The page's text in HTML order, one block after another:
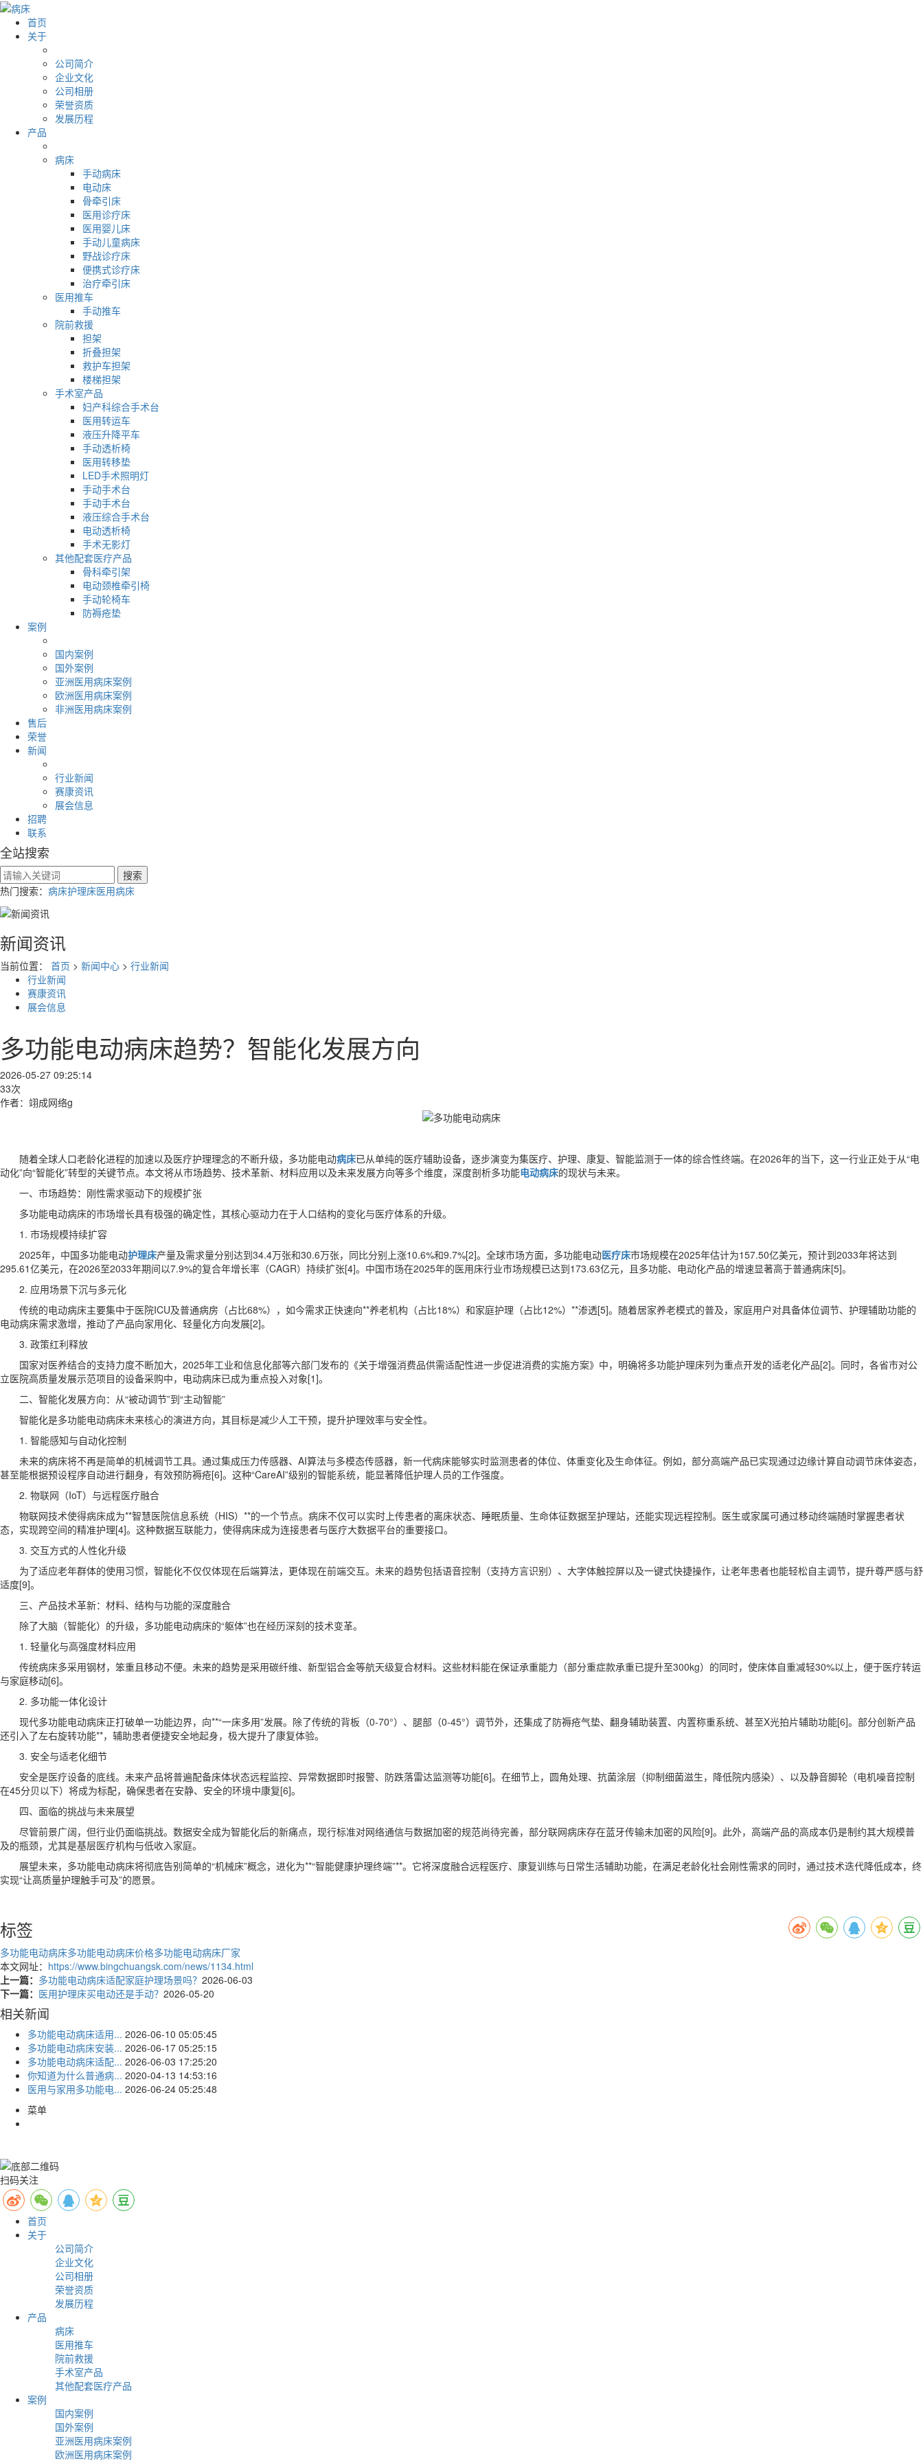
首页
关于
公司简介
企业文化
公司相册
荣誉资质
发展历程
产品
病床
手动病床
电动床
骨牵引床
医用诊疗床
医用婴儿床
手动儿童病床
野战诊疗床
便携式诊疗床
治疗牵引床
医用推车
手动推车
院前救援
担架
折叠担架
救护车担架
楼梯担架
手术室产品
妇产科综合手术台
医用转运车
液压升降平车
手动透析椅
医用转移垫
LED手术照明灯
手动手术台
手动手术台
液压综合手术台
电动透析椅
手术无影灯
其他配套医疗产品
骨科牵引架
电动颈椎牵引椅
手动轮椅车
防褥疮垫
案例
国内案例
国外案例
亚洲医用病床案例
欧洲医用病床案例
非洲医用病床案例
售后
荣誉
新闻
行业新闻
赛康资讯
展会信息
招聘
联系
全站搜索
热门搜索： 病床护理床医用病床
新闻资讯
当前位置： 首页 > 新闻中心 > 行业新闻
行业新闻
赛康资讯
展会信息
多功能电动病床趋势？智能化发展方向
2026-05-27 09:25:14
33次
作者：翊成网络g
随着全球人口老龄化进程的加速以及医疗护理理念的不断升级，多功能电动病床已从单纯的医疗辅助设备，逐步演变为集医疗、护理、康复、智能监测于一体的综合性终端。在2026年的当下，这一行业正处于从“电
动化”向“智能化”转型的关键节点。本文将从市场趋势、技术革新、材料应用以及未来发展方向等多个维度，深度剖析多功能电动病床的现状与未来。
一、市场趋势：刚性需求驱动下的规模扩张
多功能电动病床的市场增长具有极强的确定性，其核心驱动力在于人口结构的变化与医疗体系的升级。
1. 市场规模持续扩容
2025年，中国多功能电动护理床产量及需求量分别达到34.4万张和30.6万张，同比分别上涨10.6%和9.7%[2]。全球市场方面，多功能电动医疗床市场规模在2025年估计为157.50亿美元，预计到2033年将达到
295.61亿美元，在2026至2033年期间以7.9%的复合年增长率（CAGR）持续扩张[4]。中国市场在2025年的医用床行业市场规模已达到173.63亿元，且多功能、电动化产品的增速显著高于普通病床[5]。
2. 应用场景下沉与多元化
传统的电动病床主要集中于医院ICU及普通病房（占比68%），如今需求正快速向**养老机构（占比18%）和家庭护理（占比12%）**渗透[5]。随着居家养老模式的普及，家庭用户对具备体位调节、护理辅助功能的
电动病床需求激增，推动了产品向家用化、轻量化方向发展[2]。
3. 政策红利释放
国家对医养结合的支持力度不断加大，2025年工业和信息化部等六部门发布的《关于增强消费品供需适配性进一步促进消费的实施方案》中，明确将多功能护理床列为重点开发的适老化产品[2]。同时，各省市对公
立医院高质量发展示范项目的设备采购中，电动病床已成为重点投入对象[1]。
二、智能化发展方向：从“被动调节”到“主动智能”
智能化是多功能电动病床未来核心的演进方向，其目标是减少人工干预，提升护理效率与安全性。
1. 智能感知与自动化控制
未来的病床将不再是简单的机械调节工具。通过集成压力传感器、AI算法与多模态传感器，新一代病床能够实时监测患者的体位、体重变化及生命体征。例如，部分高端产品已实现通过边缘计算自动调节床体姿态，
甚至能根据预设程序自动进行翻身，有效预防褥疮[6]。这种“CareAI”级别的智能系统，能显著降低护理人员的工作强度。
2. 物联网（IoT）与远程医疗融合
物联网技术使得病床成为**智慧医院信息系统（HIS）**的一个节点。病床不仅可以实时上传患者的离床状态、睡眠质量、生命体征数据至护理站，还能实现远程控制。医生或家属可通过移动终端随时掌握患者状
态，实现跨空间的精准护理[4]。这种数据互联能力，使得病床成为连接患者与医疗大数据平台的重要接口。
3. 交互方式的人性化升级
为了适应老年群体的使用习惯，智能化不仅仅体现在后端算法，更体现在前端交互。未来的趋势包括语音控制（支持方言识别）、大字体触控屏以及一键式快捷操作，让老年患者也能轻松自主调节，提升尊严感与舒
适度[9]。
三、产品技术革新：材料、结构与功能的深度融合
除了大脑（智能化）的升级，多功能电动病床的“躯体”也在经历深刻的技术变革。
1. 轻量化与高强度材料应用
传统病床多采用钢材，笨重且移动不便。未来的趋势是采用碳纤维、新型铝合金等航天级复合材料。这些材料能在保证承重能力（部分重症款承重已提升至300kg）的同时，使床体自重减轻30%以上，便于医疗转运
与家庭移动[6]。
2. 多功能一体化设计
现代多功能电动病床正打破单一功能边界，向**“一床多用”发展。除了传统的背板（0-70°）、腿部（0-45°）调节外，还集成了防褥疮气垫、翻身辅助装置、内置称重系统、甚至X光拍片辅助功能[6]。部分创新产品
还引入了左右旋转功能**，辅助患者便捷安全地起身，极大提升了康复体验。
3. 安全与适老化细节
安全是医疗设备的底线。未来产品将普遍配备床体状态远程监控、异常数据即时报警、防跌落雷达监测等功能[6]。在细节上，圆角处理、抗菌涂层（抑制细菌滋生，降低院内感染）、以及静音脚轮（电机噪音控制
在45分贝以下）将成为标配，确保患者在安静、安全的环境中康复[6]。
四、面临的挑战与未来展望
尽管前景广阔，但行业仍面临挑战。数据安全成为智能化后的新痛点，现行标准对网络通信与数据加密的规范尚待完善，部分联网病床存在蓝牙传输未加密的风险[9]。此外，高端产品的高成本仍是制约其大规模普
及的瓶颈，尤其是基层医疗机构与低收入家庭。
展望未来，多功能电动病床将彻底告别简单的“机械床”概念，进化为**“智能健康护理终端”**。它将深度融合远程医疗、康复训练与日常生活辅助功能，在满足老龄化社会刚性需求的同时，通过技术迭代降低成本，终
实现“让高质量护理触手可及”的愿景。
标签
多功能电动病床多功能电动病床价格多功能电动病床厂家
本文网址： https://www.bingchuangsk.com/news/1134.html
上一篇： 多功能电动病床适配家庭护理场景吗？ 2026-06-03
下一篇： 医用护理床买电动还是手动？ 2026-05-20
相关新闻
多功能电动病床适用... 2026-06-10 05:05:45
多功能电动病床安装... 2026-06-17 05:25:15
多功能电动病床适配... 2026-06-03 17:25:20
你知道为什么普通病... 2020-04-13 14:53:16
医用与家用多功能电... 2026-06-24 05:25:48
菜单
扫码关注
首页
关于
公司简介
企业文化
公司相册
荣誉资质
发展历程
产品
病床
医用推车
院前救援
手术室产品
其他配套医疗产品
案例
国内案例
国外案例
亚洲医用病床案例
欧洲医用病床案例